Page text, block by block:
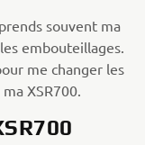
souvent ma
embouteillages.
me changer les
XSR700.